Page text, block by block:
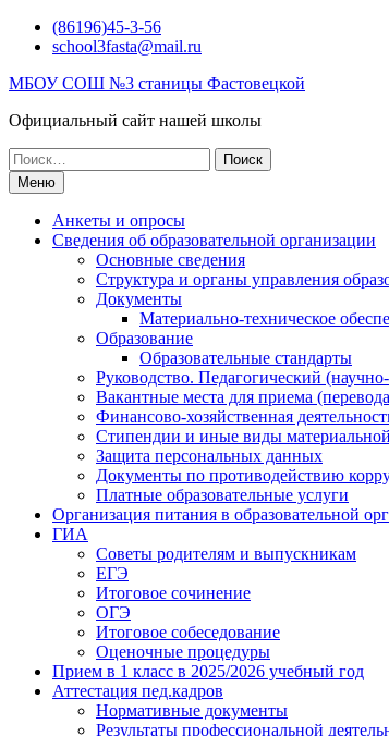
Перейти(86196)45-3-56
school3fasta@mail.ru
МБОУ СОШ №3 станицы Фастовецкой
Официальный сайт нашей школы
Поиск
по:Меню
Анкеты и опросы
Сведения об образовательной организации
Основные сведения
Структура и органы управления
Документы
Материально-техническое
Образование
Образовательные стандарты
Руководство. Педагогический
Вакантные места для приема
Финансово-хозяйственная
Стипендии и иные виды
Защита персональных данных
Документы по противодействию
Платные образовательные услуги
Организация питания в образовательной
ГИА
Советы родителям и выпускникам
ЕГЭ
Итоговое сочинение
ОГЭ
Итоговое собеседование
Оценочные процедуры
Прием в 1 класс в 2025/2026 учебный год
Аттестация пед.кадров
Нормативные документы
Результаты профессиональной